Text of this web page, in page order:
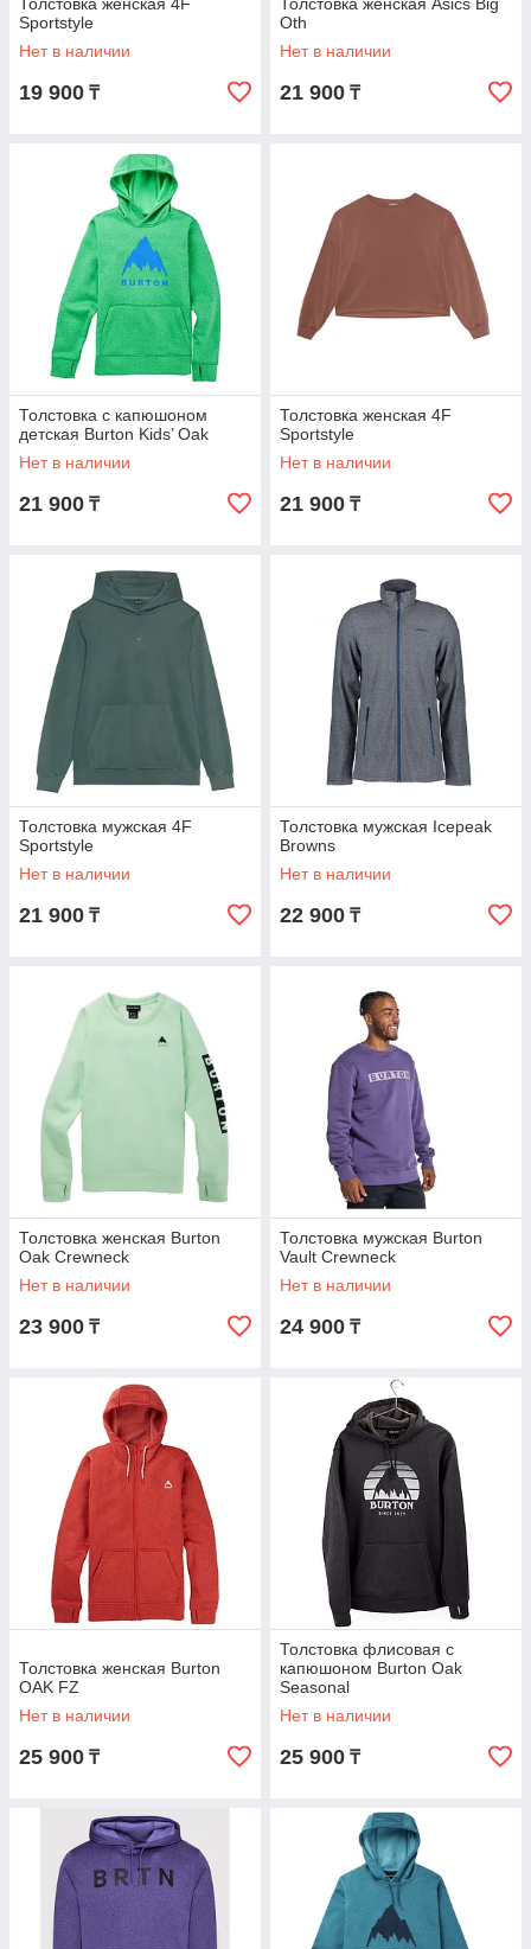
Sportstyle
Нет в наличии
19 900 ₸
Oth
Нет в наличии
21 900 ₸
Толстовка с капюшоном
детская Burton Kids’ Oak
Нет в наличии
21 900 ₸
Толстовка женская 4F
Sportstyle
Нет в наличии
21 900 ₸
Толстовка мужская 4F
Sportstyle
Нет в наличии
21 900 ₸
Толстовка мужская Icepeak
Browns
Нет в наличии
22 900 ₸
Толстовка женская Burton
Oak Crewneck
Нет в наличии
23 900 ₸
Толстовка мужская Burton
Vault Crewneck
Нет в наличии
24 900 ₸
Толстовка женская Burton
OAK FZ
Нет в наличии
25 900 ₸
Толстовка флисовая с
капюшоном Burton Oak
Seasonal
Нет в наличии
25 900 ₸